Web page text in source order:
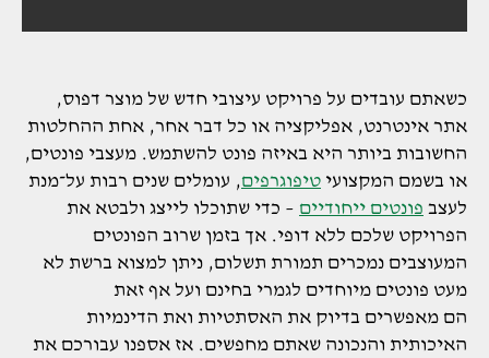
כשאתם עובדים על פרויקט עיצובי חדש של מוצר דפוס,
אתר אינטרנט, אפליקציה או כל דבר אחר, אחת ההחלטות
החשובות ביותר היא באיזה פונט להשתמש. מעצבי פונטים,
או בשמם המקצועי טיפוגרפים, עומלים שנים רבות על־מנת
לעצב פונטים ייחודיים – כדי שתוכלו לייצג ולבטא את
הפרויקט שלכם ללא דופי. אך בזמן שרוב הפונטים
המעוצבים נמכרים תמורת תשלום, ניתן למצוא ברשת לא
מעט פונטים מיוחדים לגמרי בחינם ועל אף זאת
הם מאפשרים בדיוק את האסתטיות ואת הדינמיות
האיכותית והנכונה שאתם מחפשים. אז אספנו עבורכם את